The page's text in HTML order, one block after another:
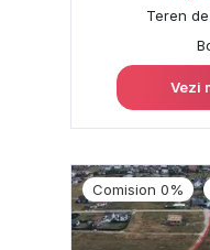
Teren
Vezi
Comision 0%